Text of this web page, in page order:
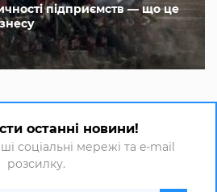
підприємств — що це
останні новини!
соціальні мережі та e-mail
розсилку.